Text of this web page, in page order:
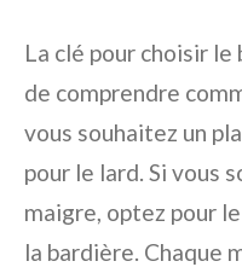
La clé pour choisir
de comprendre
vous souhaitez un
pour le lard. Si vous
maigre, optez pour
la bardière. Chaque